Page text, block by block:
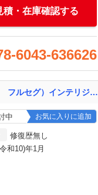
積・在庫確認する
6043-636626
ノート ｅ－パワーオーテック 県外仕入 禁煙車 エマージェンシーブレーキ 純正ナビ（ＣＤ ＤＶＤ ＢＴ フルセグ）インテリジェントミラー ＥＴＣ ドライブレコーダー スマートキー ＬＥＤヘッドライト フォグライト オートライト
中 お気に入りに追加
修復歴無し
和10)年1月